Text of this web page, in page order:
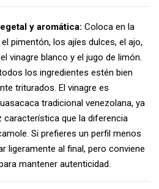
y aromática: Coloca en la
pimentón, los ajíes dulces, el ajo,
vinagre blanco y el jugo de limón.
los ingredientes estén bien
triturados. El vinagre es
tradicional venezolana, ya
característica que la diferencia
Si prefieres un perfil menos
ligeramente al final, pero conviene
mantener autenticidad.